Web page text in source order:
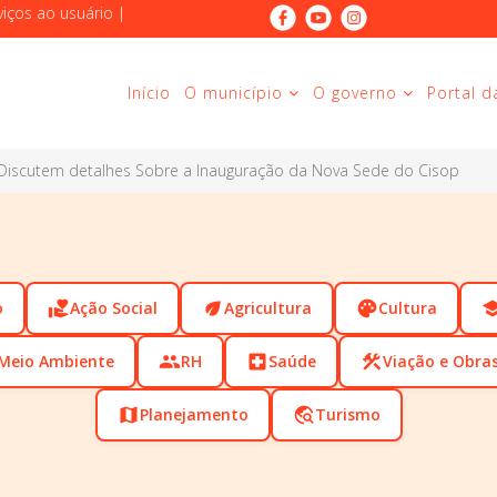
ao usuário |
Início O município O governo Portal
detalhes Sobre a Inauguração da Nova Sede do Cisop
volunteer_activismAção Social ecoAgricultura paletteCultura
Ambiente peopleRH local_hospitalSaúde constructionViação e
map Planejamento travel_exploreTurismo